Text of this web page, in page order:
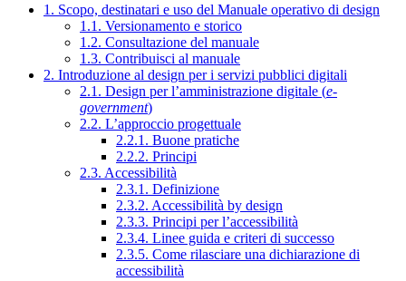
1. Scopo, destinatari e uso del Manuale operativo di design
1.1. Versionamento e storico
1.2. Consultazione del manuale
1.3. Contribuisci al manuale
2. Introduzione al design per i servizi pubblici digitali
2.1. Design per l’amministrazione digitale (e-
government)
2.2. L’approccio progettuale
2.2.1. Buone pratiche
2.2.2. Principi
2.3. Accessibilità
2.3.1. Definizione
2.3.2. Accessibilità by design
2.3.3. Principi per l’accessibilità
2.3.4. Linee guida e criteri di successo
2.3.5. Come rilasciare una dichiarazione di
accessibilità